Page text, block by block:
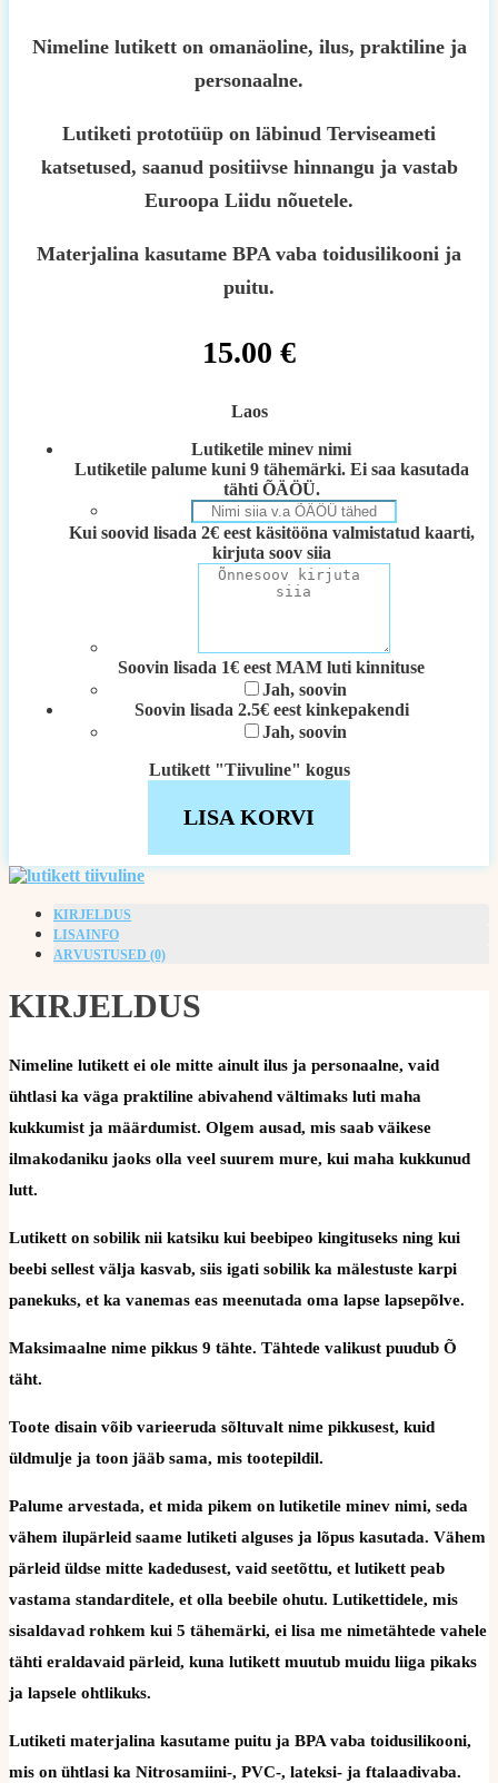
Nimeline lutikett on omanäoline, ilus, praktiline ja
personaalne.
Lutiketi prototüüp on läbinud Terviseameti
katsetused, saanud positiivse hinnangu ja vastab
Euroopa Liidu nõuetele.
Materjalina kasutame BPA vaba toidusilikooni ja
puitu.
15.00 €
Laos
Lutiketile minev nimi
Lutiketile palume kuni 9 tähemärki. Ei saa kasutada
tähti ÕÄÖÜ.
Kui soovid lisada 2€ eest käsitööna valmistatud kaarti,
kirjuta soov siia
Soovin lisada 1€ eest MAM luti kinnituse
Jah, soovin
Soovin lisada 2.5€ eest kinkepakendi
Jah, soovin
Lutikett "Tiivuline" kogus
LISA KORVI
KIRJELDUS
LISAINFO
ARVUSTUSED (0)
KIRJELDUS
Nimeline lutikett ei ole mitte ainult ilus ja personaalne, vaid
ühtlasi ka väga praktiline abivahend vältimaks luti maha
kukkumist ja määrdumist. Olgem ausad, mis saab väikese
ilmakodaniku jaoks olla veel suurem mure, kui maha kukkunud
lutt.
Lutikett on sobilik nii katsiku kui beebipeo kingituseks ning kui
beebi sellest välja kasvab, siis igati sobilik ka mälestuste karpi
panekuks, et ka vanemas eas meenutada oma lapse lapsepõlve.
Maksimaalne nime pikkus 9 tähte. Tähtede valikust puudub Õ
täht.
Toote disain võib varieeruda sõltuvalt nime pikkusest, kuid
üldmulje ja toon jääb sama, mis tootepildil.
Palume arvestada, et mida pikem on lutiketile minev nimi, seda
vähem ilupärleid saame lutiketi alguses ja lõpus kasutada. Vähem
pärleid üldse mitte kadedusest, vaid seetõttu, et lutikett peab
vastama standarditele, et olla beebile ohutu. Lutikettidele, mis
sisaldavad rohkem kui 5 tähemärki, ei lisa me nimetähtede vahele
tähti eraldavaid pärleid, kuna lutikett muutub muidu liiga pikaks
ja lapsele ohtlikuks.
Lutiketi materjalina kasutame puitu ja BPA vaba toidusilikooni,
mis on ühtlasi ka Nitrosamiini-, PVC-, lateksi- ja ftalaadivaba.